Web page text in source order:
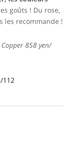
goûts ! Du rose,
les recommande !
858 yen/
112